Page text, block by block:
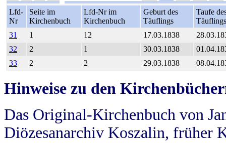
Lfd-
Nr
Seite im
Kirchenbuch
Lfd-Nr im
Kirchenbuch
Geburt des
Täuflings
Taufe
Täuflings
31
1 12 17.03.1838
32
2 1 30.03.1838
33
2 2 29.03.1838
Hinweise zu den
Das Original-Kirchenbuch von
Diözesanarchiv Koszalin, früher